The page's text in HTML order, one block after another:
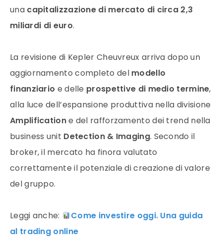
una capitalizzazione di mercato di circa 2,3
miliardi di euro.
La revisione di Kepler Cheuvreux arriva dopo un
aggiornamento completo del modello
finanziario e delle prospettive di medio termine,
alla luce dell’espansione produttiva nella divisione
Amplificatione del rafforzamento dei trend nella
business unit Detection & Imaging. Secondo il
broker, il mercato ha finora valutato
correttamente il potenziale di creazione di valore
del gruppo.
Leggi anche:
Come investire oggi. Una guida
al trading online